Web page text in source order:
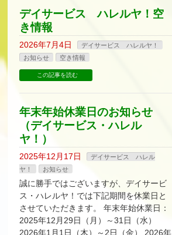
デイサービス ハレルヤ！空
き情報
2026年7月4日
デイサービス ハレルヤ！
お知らせ
空き情報
この記事を読む
年末年始休業日のお知らせ
（デイサービス・ハレル
ヤ！）
2025年12月17日
デイサービス ハレル
ヤ！
お知らせ
誠に勝手ではございますが、デイサービ
ス・ハレルヤ！では下記期間を休業日と
させていただきます。 年末年始休業日：
2025年12月29日（月）～31日（水）
2026年1月1日（木）～2日（金） 2026年